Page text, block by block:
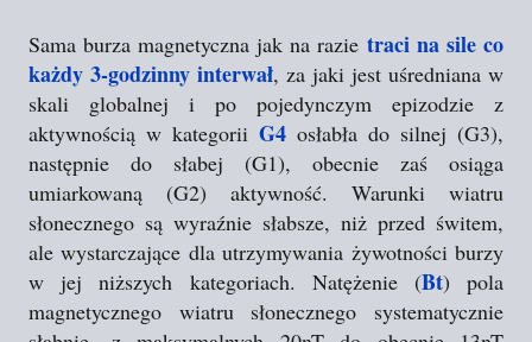
Sama burza magnetyczna jak na razie traci na sile co
każdy 3-godzinny interwał, za jaki jest uśredniana w
skali globalnej i po pojedynczym epizodzie z
aktywnością w kategorii G4 osłabła do silnej (G3),
następnie do słabej (G1), obecnie zaś osiąga
umiarkowaną (G2) aktywność. Warunki wiatru
słonecznego są wyraźnie słabsze, niż przed świtem,
ale wystarczające dla utrzymywania żywotności burzy
w jej niższych kategoriach. Natężenie (Bt) pola
magnetycznego wiatru słonecznego systematycznie